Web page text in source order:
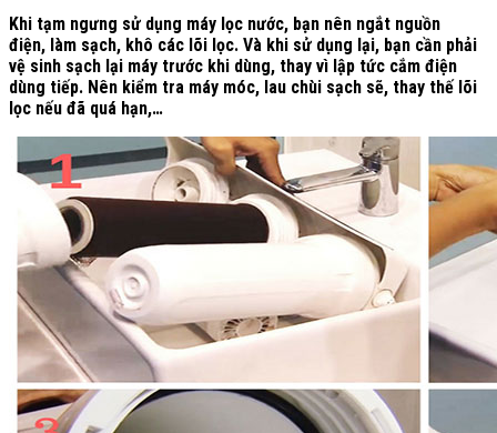
Khi tạm ngưng sử dụng máy lọc nước, bạn nên ngắt nguồn
điện, làm sạch, khô các lõi lọc. Và khi sử dụng lại, bạn cần phải
vệ sinh sạch lại máy trước khi dùng, thay vì lập tức cắm điện
dùng tiếp. Nên kiểm tra máy móc, lau chùi sạch sẽ, thay thế lõi
lọc nếu đã quá hạn,…